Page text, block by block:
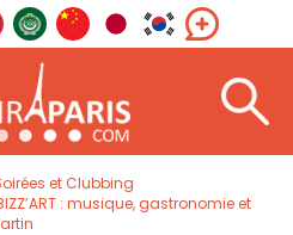
et Clubbing
: musique, gastronomie et